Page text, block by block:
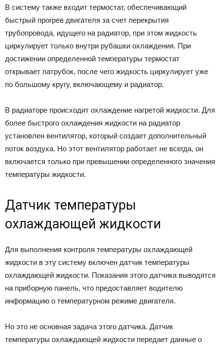
В систему также входит термостат, обеспечивающий
быстрый прогрев двигателя за счет перекрытия
трубопровода, идущего на радиатор, при этом жидкость
циркулирует только внутри рубашки охлаждения. При
достижении определенной температуры термостат
открывает патрубок, после чего жидкость циркулирует уже
по большому кругу, включающему и радиатор.
В радиаторе происходит охлаждение нагретой жидкости. Для
более быстрого охлаждения жидкости на радиатор
установлен вентилятор, который создает дополнительный
поток воздуха. Но этот вентилятор работает не всегда, он
включается только при превышении определенного значения
температуры жидкости.
Датчик температуры
охлаждающей жидкости
Для выполнения контроля температуры охлаждающей
жидкости в эту систему включен датчик температуры
охлаждающей жидкости. Показания этого датчика выводятся
на приборную панель, что предоставляет водителю
информацию о температурном режиме двигателя.
Но это не основная задача этого датчика. Датчик
температуры охлаждающей жидкости передает данные о